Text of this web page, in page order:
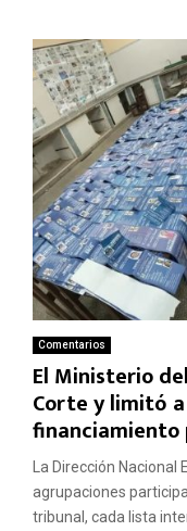
Comentarios
El Ministerio
Corte y limitó
La Dirección
agrupaciones
tribunal, cada lista